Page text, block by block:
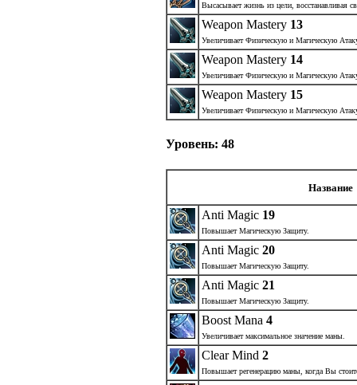
Высасывает жизнь из цели, восстанавливая
Weapon Mastery 13
Увеличивает Физическую и Магическую
Weapon Mastery 14
Увеличивает Физическую и Магическую
Weapon Mastery 15
Увеличивает Физическую и Магическую
Уровень: 48
Название
Anti Magic 19
Повышает Магическую Защиту.
Anti Magic 20
Повышает Магическую Защиту.
Anti Magic 21
Повышает Магическую Защиту.
Boost Mana 4
Увеличивает максимальное значение маны.
Clear Mind 2
Повышает регенерацию маны, когда Вы